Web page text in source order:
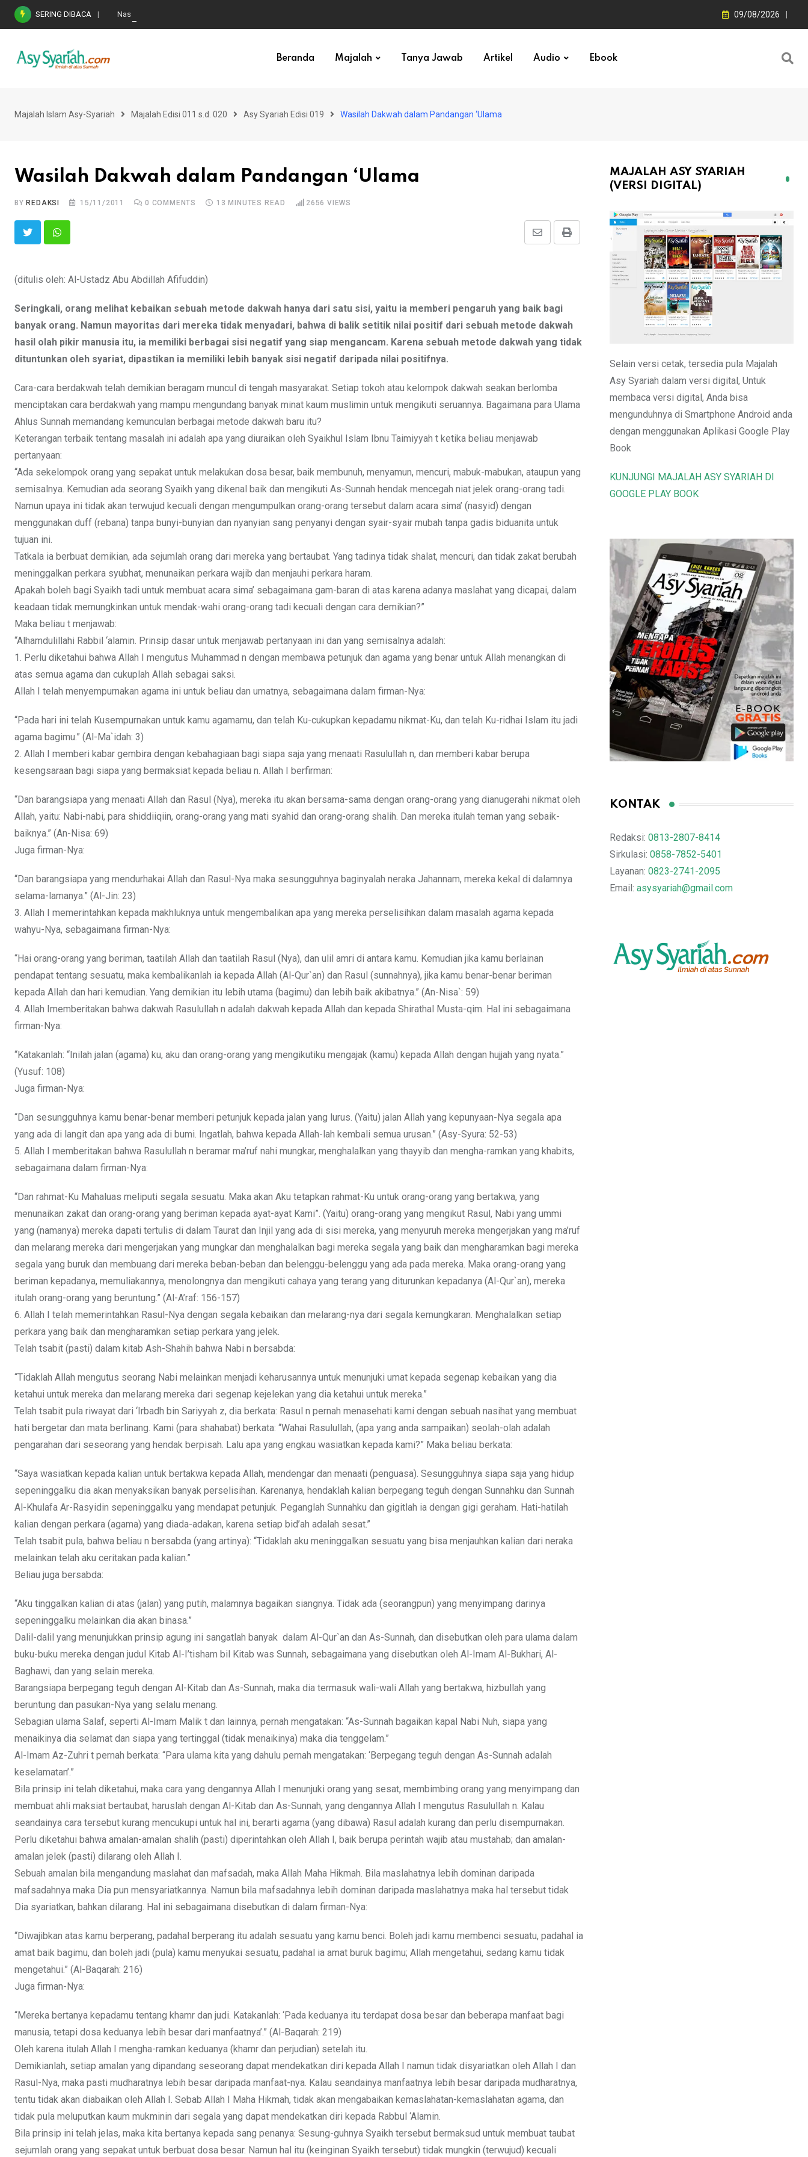
Skip
SERING DIBACA Nasihat Emas di Masa Fitnah (Ujian/Perselisihan) 09/08/2026
Beranda Majalah Tanya Jawab Artikel Audio Ebook
Majalah Islam Asy-Syariah Majalah Edisi 011 s.d. 020 Asy Syariah Edisi 019 Wasilah Dakwah dalam Pandangan ‘Ulama
Wasilah Dakwah dalam Pandangan ‘Ulama
BY REDAKSI 15/11/2011 0 COMMENTS 13 MINUTES READ 2656 VIEWS
Print
Share
(ditulis oleh: Al-Ustadz Abu Abdillah Afifuddin)
Seringkali, orang melihat kebaikan sebuah metode dakwah hanya dari satu sisi, yaitu ia memberi pengaruh yang baik bagi
banyak orang. Namun mayoritas dari mereka tidak menyadari, bahwa di balik setitik nilai positif dari sebuah metode dakwah
hasil olah pikir manusia itu, ia memiliki berbagai sisi negatif yang siap mengancam. Karena sebuah metode dakwah yang tidak
dituntunkan oleh syariat, dipastikan ia memiliki lebih banyak sisi negatif daripada nilai positifnya.
Cara-cara berdakwah telah demikian beragam muncul di tengah masyarakat. Setiap tokoh atau kelompok dakwah seakan berlomba
menciptakan cara berdakwah yang mampu mengundang banyak minat kaum muslimin untuk mengikuti seruannya. Bagaimana para Ulama
Ahlus Sunnah memandang kemunculan berbagai metode dakwah baru itu?
Keterangan terbaik tentang masalah ini adalah apa yang diuraikan oleh Syaikhul Islam Ibnu Taimiyyah t ketika beliau menjawab
pertanyaan:
“Ada sekelompok orang yang sepakat untuk melakukan dosa besar, baik membunuh, menyamun, mencuri, mabuk-mabukan, ataupun yang
semisalnya. Kemudian ada seorang Syaikh yang dikenal baik dan mengikuti As-Sunnah hendak mencegah niat jelek orang-orang tadi.
Namun upaya ini tidak akan terwujud kecuali dengan mengumpulkan orang-orang tersebut dalam acara sima’ (nasyid) dengan
menggunakan duff (rebana) tanpa bunyi-bunyian dan nyanyian sang penyanyi dengan syair-syair mubah tanpa gadis biduanita untuk
tujuan ini.
Tatkala ia berbuat demikian, ada sejumlah orang dari mereka yang bertaubat. Yang tadinya tidak shalat, mencuri, dan tidak zakat berubah
meninggalkan perkara syubhat, menunaikan perkara wajib dan menjauhi perkara haram.
Apakah boleh bagi Syaikh tadi untuk membuat acara sima’ sebagaimana gam-baran di atas karena adanya maslahat yang dicapai, dalam
keadaan tidak memungkinkan untuk mendak-wahi orang-orang tadi kecuali dengan cara demikian?”
Maka beliau t menjawab:
“Alhamdulillahi Rabbil ‘alamin. Prinsip dasar untuk menjawab pertanyaan ini dan yang semisalnya adalah:
1. Perlu diketahui bahwa Allah I mengutus Muhammad n dengan membawa petunjuk dan agama yang benar untuk Allah menangkan di
atas semua agama dan cukuplah Allah sebagai saksi.
Allah I telah menyempurnakan agama ini untuk beliau dan umatnya, sebagaimana dalam firman-Nya:
“Pada hari ini telah Kusempurnakan untuk kamu agamamu, dan telah Ku-cukupkan kepadamu nikmat-Ku, dan telah Ku-ridhai Islam itu jadi
agama bagimu.” (Al-Ma`idah: 3)
2. Allah I memberi kabar gembira dengan kebahagiaan bagi siapa saja yang menaati Rasulullah n, dan memberi kabar berupa
kesengsaraan bagi siapa yang bermaksiat kepada beliau n. Allah I berfirman:
“Dan barangsiapa yang menaati Allah dan Rasul (Nya), mereka itu akan bersama-sama dengan orang-orang yang dianugerahi nikmat oleh
Allah, yaitu: Nabi-nabi, para shiddiiqiin, orang-orang yang mati syahid dan orang-orang shalih. Dan mereka itulah teman yang sebaik-
baiknya.” (An-Nisa: 69)
Juga firman-Nya:
“Dan barangsiapa yang mendurhakai Allah dan Rasul-Nya maka sesungguhnya baginyalah neraka Jahannam, mereka kekal di dalamnya
selama-lamanya.” (Al-Jin: 23)
3. Allah I memerintahkan kepada makhluknya untuk mengembalikan apa yang mereka perselisihkan dalam masalah agama kepada
wahyu-Nya, sebagaimana firman-Nya:
“Hai orang-orang yang beriman, taatilah Allah dan taatilah Rasul (Nya), dan ulil amri di antara kamu. Kemudian jika kamu berlainan
pendapat tentang sesuatu, maka kembalikanlah ia kepada Allah (Al-Qur`an) dan Rasul (sunnahnya), jika kamu benar-benar beriman
kepada Allah dan hari kemudian. Yang demikian itu lebih utama (bagimu) dan lebih baik akibatnya.” (An-Nisa`: 59)
4. Allah Imemberitakan bahwa dakwah Rasulullah n adalah dakwah kepada Allah dan kepada Shirathal Musta-qim. Hal ini sebagaimana
firman-Nya:
“Katakanlah: “Inilah jalan (agama) ku, aku dan orang-orang yang mengikutiku mengajak (kamu) kepada Allah dengan hujjah yang nyata.”
(Yusuf: 108)
Juga firman-Nya:
“Dan sesungguhnya kamu benar-benar memberi petunjuk kepada jalan yang lurus. (Yaitu) jalan Allah yang kepunyaan-Nya segala apa
yang ada di langit dan apa yang ada di bumi. Ingatlah, bahwa kepada Allah-lah kembali semua urusan.” (Asy-Syura: 52-53)
5. Allah I memberitakan bahwa Rasulullah n beramar ma’ruf nahi mungkar, menghalalkan yang thayyib dan mengha-ramkan yang khabits,
sebagaimana dalam firman-Nya:
“Dan rahmat-Ku Mahaluas meliputi segala sesuatu. Maka akan Aku tetapkan rahmat-Ku untuk orang-orang yang bertakwa, yang
menunaikan zakat dan orang-orang yang beriman kepada ayat-ayat Kami”. (Yaitu) orang-orang yang mengikut Rasul, Nabi yang ummi
yang (namanya) mereka dapati tertulis di dalam Taurat dan Injil yang ada di sisi mereka, yang menyuruh mereka mengerjakan yang ma’ruf
dan melarang mereka dari mengerjakan yang mungkar dan menghalalkan bagi mereka segala yang baik dan mengharamkan bagi mereka
segala yang buruk dan membuang dari mereka beban-beban dan belenggu-belenggu yang ada pada mereka. Maka orang-orang yang
beriman kepadanya, memuliakannya, menolongnya dan mengikuti cahaya yang terang yang diturunkan kepadanya (Al-Qur`an), mereka
itulah orang-orang yang beruntung.” (Al-A’raf: 156-157)
6. Allah I telah memerintahkan Rasul-Nya dengan segala kebaikan dan melarang-nya dari segala kemungkaran. Menghalalkan setiap
perkara yang baik dan mengharamkan setiap perkara yang jelek.
Telah tsabit (pasti) dalam kitab Ash-Shahih bahwa Nabi n bersabda:
“Tidaklah Allah mengutus seorang Nabi melainkan menjadi keharusannya untuk menunjuki umat kepada segenap kebaikan yang dia
ketahui untuk mereka dan melarang mereka dari segenap kejelekan yang dia ketahui untuk mereka.”
Telah tsabit pula riwayat dari ‘Irbadh bin Sariyyah z, dia berkata: Rasul n pernah menasehati kami dengan sebuah nasihat yang membuat
hati bergetar dan mata berlinang. Kami (para shahabat) berkata: “Wahai Rasulullah, (apa yang anda sampaikan) seolah-olah adalah
pengarahan dari seseorang yang hendak berpisah. Lalu apa yang engkau wasiatkan kepada kami?” Maka beliau berkata:
“Saya wasiatkan kepada kalian untuk bertakwa kepada Allah, mendengar dan menaati (penguasa). Sesungguhnya siapa saja yang hidup
sepeninggalku dia akan menyaksikan banyak perselisihan. Karenanya, hendaklah kalian berpegang teguh dengan Sunnahku dan Sunnah
Al-Khulafa Ar-Rasyidin sepeninggalku yang mendapat petunjuk. Peganglah Sunnahku dan gigitlah ia dengan gigi geraham. Hati-hatilah
kalian dengan perkara (agama) yang diada-adakan, karena setiap bid’ah adalah sesat.”
Telah tsabit pula, bahwa beliau n bersabda (yang artinya): “Tidaklah aku meninggalkan sesuatu yang bisa menjauhkan kalian dari neraka
melainkan telah aku ceritakan pada kalian.”
Beliau juga bersabda:
“Aku tinggalkan kalian di atas (jalan) yang putih, malamnya bagaikan siangnya. Tidak ada (seorangpun) yang menyimpang darinya
sepeninggalku melainkan dia akan binasa.”
Dalil-dalil yang menunjukkan prinsip agung ini sangatlah banyak dalam Al-Qur`an dan As-Sunnah, dan disebutkan oleh para ulama dalam
buku-buku mereka dengan judul Kitab Al-I’tisham bil Kitab was Sunnah, sebagaimana yang disebutkan oleh Al-Imam Al-Bukhari, Al-
Baghawi, dan yang selain mereka.
Barangsiapa berpegang teguh dengan Al-Kitab dan As-Sunnah, maka dia termasuk wali-wali Allah yang bertakwa, hizbullah yang
beruntung dan pasukan-Nya yang selalu menang.
Sebagian ulama Salaf, seperti Al-Imam Malik t dan lainnya, pernah mengatakan: “As-Sunnah bagaikan kapal Nabi Nuh, siapa yang
menaikinya dia selamat dan siapa yang tertinggal (tidak menaikinya) maka dia tenggelam.”
Al-Imam Az-Zuhri t pernah berkata: “Para ulama kita yang dahulu pernah mengatakan: ‘Berpegang teguh dengan As-Sunnah adalah
keselamatan’.”
Bila prinsip ini telah diketahui, maka cara yang dengannya Allah I menunjuki orang yang sesat, membimbing orang yang menyimpang dan
membuat ahli maksiat bertaubat, haruslah dengan Al-Kitab dan As-Sunnah, yang dengannya Allah I mengutus Rasulullah n. Kalau
seandainya cara tersebut kurang mencukupi untuk hal ini, berarti agama (yang dibawa) Rasul adalah kurang dan perlu disempurnakan.
Perlu diketahui bahwa amalan-amalan shalih (pasti) diperintahkan oleh Allah I, baik berupa perintah wajib atau mustahab; dan amalan-
amalan jelek (pasti) dilarang oleh Allah I.
Sebuah amalan bila mengandung maslahat dan mafsadah, maka Allah Maha Hikmah. Bila maslahatnya lebih dominan daripada
mafsadahnya maka Dia pun mensyariatkannya. Namun bila mafsadahnya lebih dominan daripada maslahatnya maka hal tersebut tidak
Dia syariatkan, bahkan dilarang. Hal ini sebagaimana disebutkan di dalam firman-Nya:
“Diwajibkan atas kamu berperang, padahal berperang itu adalah sesuatu yang kamu benci. Boleh jadi kamu membenci sesuatu, padahal ia
amat baik bagimu, dan boleh jadi (pula) kamu menyukai sesuatu, padahal ia amat buruk bagimu; Allah mengetahui, sedang kamu tidak
mengetahui.” (Al-Baqarah: 216)
Juga firman-Nya:
“Mereka bertanya kepadamu tentang khamr dan judi. Katakanlah: ‘Pada keduanya itu terdapat dosa besar dan beberapa manfaat bagi
manusia, tetapi dosa keduanya lebih besar dari manfaatnya’.” (Al-Baqarah: 219)
Oleh karena itulah Allah I mengha-ramkan keduanya (khamr dan perjudian) setelah itu.
Demikianlah, setiap amalan yang dipandang seseorang dapat mendekatkan diri kepada Allah I namun tidak disyariatkan oleh Allah I dan
Rasul-Nya, maka pasti mudharatnya lebih besar daripada manfaat-nya. Kalau seandainya manfaatnya lebih besar daripada mudharatnya,
tentu tidak akan diabaikan oleh Allah I. Sebab Allah I Maha Hikmah, tidak akan mengabaikan kemaslahatan-kemaslahatan agama, dan
tidak pula meluputkan kaum mukminin dari segala yang dapat mendekatkan diri kepada Rabbul ‘Alamin.
Bila prinsip ini telah jelas, maka kita bertanya kepada sang penanya: Sesung-guhnya Syaikh tersebut bermaksud untuk membuat taubat
sejumlah orang yang sepakat untuk berbuat dosa besar. Namun hal itu (keinginan Syaikh tersebut) tidak mungkin (terwujud) kecuali
MAJALAH ASY SYARIAH
(VERSI DIGITAL)
Selain versi cetak, tersedia pula Majalah
Asy Syariah dalam versi digital, Untuk
membaca versi digital, Anda bisa
mengunduhnya di Smartphone Android anda
dengan menggunakan Aplikasi Google Play
Book
KUNJUNGI MAJALAH ASY SYARIAH DI
GOOGLE PLAY BOOK
KONTAK
Redaksi: 0813-2807-8414
Sirkulasi: 0858-7852-5401
Layanan: 0823-2741-2095
Email: asysyariah@gmail.com